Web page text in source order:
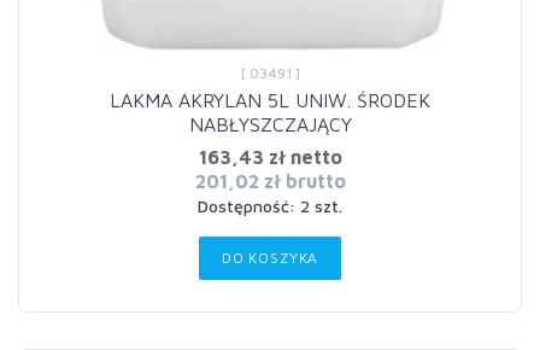
[ 03491 ]
LAKMA AKRYLAN 5L UNIW. ŚRODEK
NABŁYSZCZAJĄCY
163,43 zł netto
201,02 zł brutto
Dostępność: 2 szt.
DO KOSZYKA